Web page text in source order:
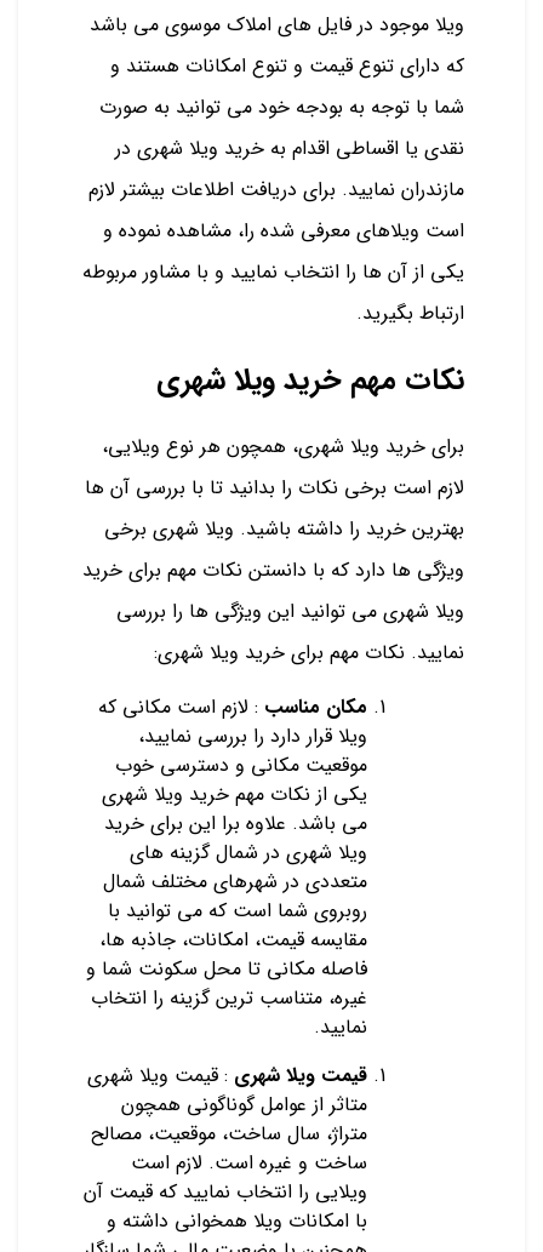
ویلا موجود در فایل های املاک موسوی می باشد
که دارای تنوع قیمت و تنوع امکانات هستند و
شما با توجه به بودجه خود می توانید به صورت
نقدی یا اقساطی اقدام به خرید ویلا شهری در
مازندران نمایید. برای دریافت اطلاعات بیشتر لازم
است ویلاهای معرفی شده را، مشاهده نموده و
یکی از آن ها را انتخاب نمایید و با مشاور مربوطه
ارتباط بگیرید.
نکات مهم خرید ویلا شهری
برای خرید ویلا شهری، همچون هر نوع ویلایی،
لازم است برخی نکات را بدانید تا با بررسی آن ها
بهترین خرید را داشته باشید. ویلا شهری برخی
ویژگی ها دارد که با دانستن نکات مهم برای خرید
ویلا شهری می توانید این ویژگی ها را بررسی
نمایید. نکات مهم برای خرید ویلا شهری:
مکان مناسب : لازم است مکانی که
ویلا قرار دارد را بررسی نمایید،
موقعیت مکانی و دسترسی خوب
یکی از نکات مهم خرید ویلا شهری
می باشد. علاوه برا این برای خرید
ویلا شهری در شمال گزینه های
متعددی در شهرهای مختلف شمال
روبروی شما است که می توانید با
مقایسه قیمت، امکانات، جاذبه ها،
فاصله مکانی تا محل سکونت شما و
غیره، متناسب ترین گزینه را انتخاب
نمایید.
قیمت ویلا شهری : قیمت ویلا شهری
متاثر از عوامل گوناگونی همچون
متراژ، سال ساخت، موقعیت، مصالح
ساخت و غیره است. لازم است
ویلایی را انتخاب نمایید که قیمت آن
با امکانات ویلا همخوانی داشته و